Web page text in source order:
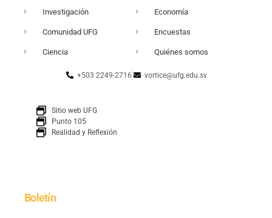
Investigación
Comunidad UFG
Ciencia
Economía
Encuestas
Quiénes somos
+503 2249-2716 vortice@ufg.edu.sv
Sitio web UFG
Punto 105
Realidad y Reflexión
Boletín